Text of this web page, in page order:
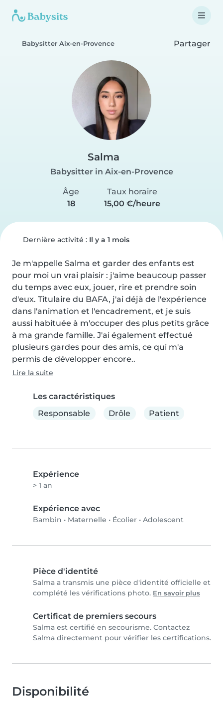
Babysitter Aix-en-Provence Partager
Salma
Babysitter in Aix-en-Provence
Âge
18
Taux horaire
15,00 €/heure
Dernière activité : Il y a 1 mois
Je m'appelle Salma et garder des enfants est
pour moi un vrai plaisir : j'aime beaucoup passer
du temps avec eux, jouer, rire et prendre soin
d'eux. Titulaire du BAFA, j'ai déjà de l'expérience
dans l'animation et l'encadrement, et je suis
aussi habituée à m'occuper des plus petits grâce
à ma grande famille. J'ai également effectué
plusieurs gardes pour des amis, ce qui m'a
permis de développer encore..
Lire la suite
Les caractéristiques
Responsable
Drôle Patient
Expérience
> 1 an
Expérience avec
Bambin • Maternelle • Écolier • Adolescent
Pièce d'identité
Salma a transmis une pièce d'identité officielle et
complété les vérifications photo. En savoir plus
Certificat de premiers secours
Salma est certifié en secourisme. Contactez
Salma directement pour vérifier les certifications.
Disponibilité